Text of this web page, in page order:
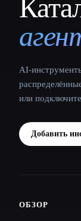
That AI
AI-
или
Добавить
Site
ОБЗОР